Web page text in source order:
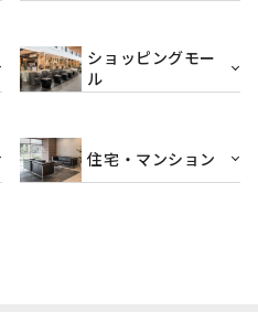
ショッピングモー
ル
住宅・マンション